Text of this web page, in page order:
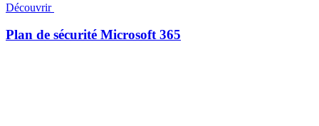
Découvrir
Plan de sécurité Microsoft 365